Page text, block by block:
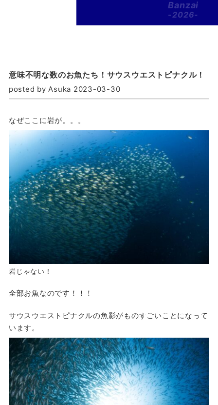
Banzai
-2026-
意味不明な数のお魚たち！サウスウエストピナクル！
posted by Asuka 2023-03-30
なぜここに岩が。。。
岩じゃない！
全部お魚なのです！！！
サウスウエストピナクルの魚影がものすごいことになって
います。